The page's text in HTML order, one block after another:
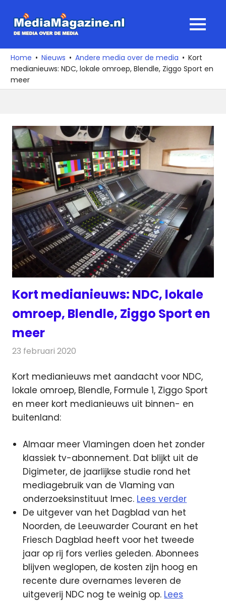
naar
media
over
de
media
MENU
Home Nieuws Andere media over de media
Kort
medianieuws: NDC, lokale omroep, Blendle, Ziggo Sport en
meer
Kort medianieuws: NDC, lokale
omroep, Blendle, Ziggo Sport en
meer
23 februari 2020
Kort medianieuws met aandacht voor NDC,
lokale omroep, Blendle, Formule 1, Ziggo Sport
en meer kort medianieuws uit binnen- en
buitenland:
Almaar meer Vlamingen doen het zonder
klassiek tv-abonnement. Dat blijkt uit de
Digimeter, de jaarlijkse studie rond het
mediagebruik van de Vlaming van
onderzoeksinstituut Imec. Lees verder
De uitgever van het Dagblad van het
Noorden, de Leeuwarder Courant en het
Friesch Dagblad heeft voor het tweede
jaar op rij fors verlies geleden. Abonnees
blijven weglopen, de kosten zijn hoog en
recente dure overnames leveren de
uitgeverij NDC nog te weinig op. Lees